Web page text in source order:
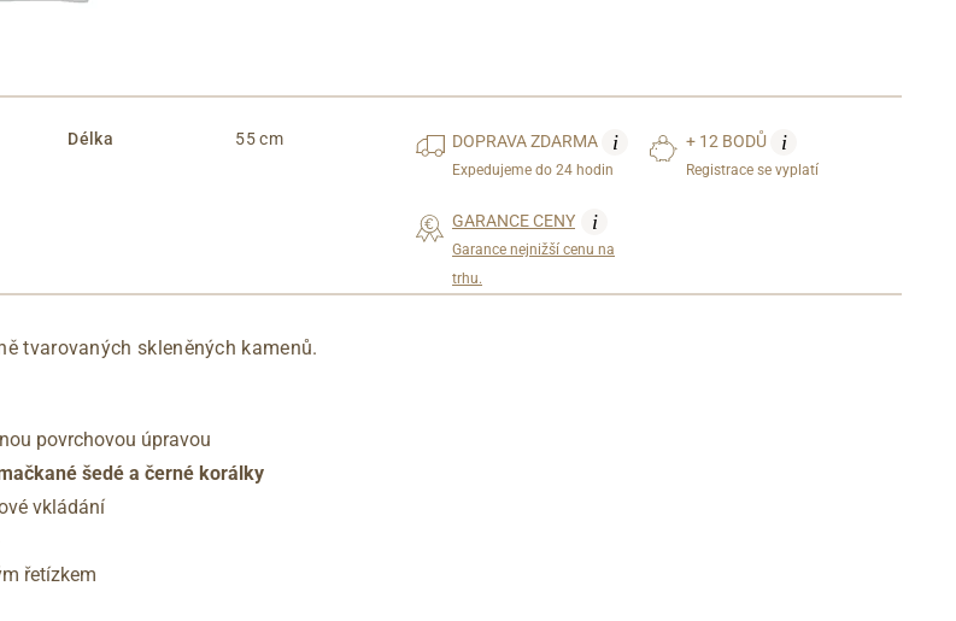
Délka 55 cm DOPRAVAZDARMA i
Expedujeme do 24 hodin
+ 12 BODŮ i
Registrace se vyplatí
GARANCE CENY i
Garance nejnižší cenu na
trhu.
tvarovaných skleněných kamenů.
povrchovou úpravou
šedé a černé korálky
vkládání
řetízkem